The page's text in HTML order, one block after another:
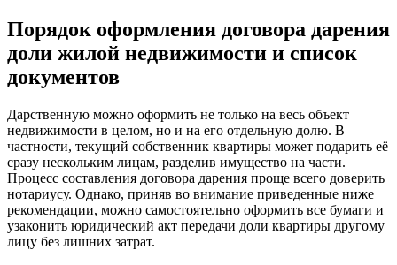
Порядок оформления договора дарения
доли жилой недвижимости и список
документов
Дарственную можно оформить не только на весь объект
недвижимости в целом, но и на его отдельную долю. В
частности, текущий собственник квартиры может подарить её
сразу нескольким лицам, разделив имущество на части.
Процесс составления договора дарения проще всего доверить
нотариусу. Однако, приняв во внимание приведенные ниже
рекомендации, можно самостоятельно оформить все бумаги и
узаконить юридический акт передачи доли квартиры другому
лицу без лишних затрат.